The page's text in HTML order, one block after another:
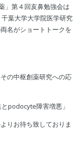
」第４回亥鼻勉強会は
葉大学大学院医学研究
名がショートトークを
の中枢創薬研究への応
podocyte障害増悪」
りお待ち致しておりま